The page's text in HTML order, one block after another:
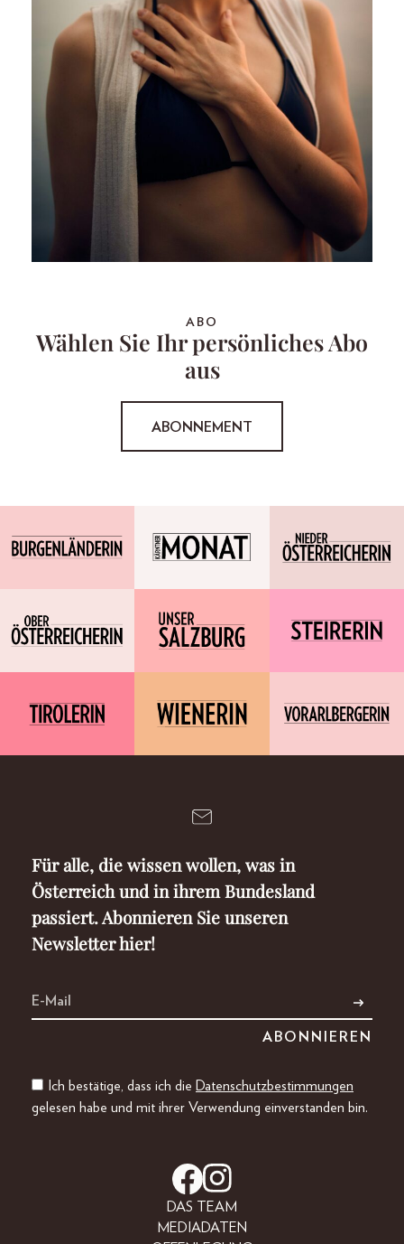
ABO
Wählen Sie Ihr persönliches Abo
aus
ABONNEMENT
Für alle, die wissen wollen, was in
Österreich und in ihrem Bundesland
passiert. Abonnieren Sie unseren
Newsletter hier!
Ich bestätige, dass ich die Datenschutzbestimmungen
gelesen habe und mit ihrer Verwendung einverstanden bin.
DAS TEAM
MEDIADATEN